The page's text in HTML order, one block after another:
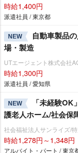
時給1,400円
派遣社員 / 東京都
NEW
自動車製品
場・製造
UTエージェント株式会社
時給1,300円
派遣社員 / 愛知県
NEW
「未経験
護老人ホーム/社会保
社会福祉法人サンライズ/
時給1,278円～1,348円
アルバイト・パート / 東京